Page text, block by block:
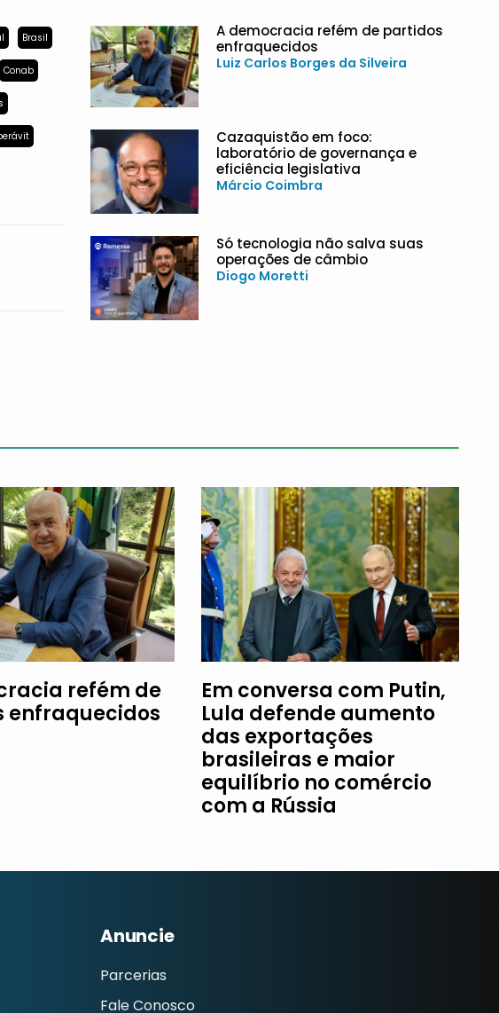
Brasil
Conab
A democracia refém de partidos
enfraquecidos
Luiz Carlos Borges da Silveira
Cazaquistão em foco:
laboratório de governança e
eficiência legislativa
Márcio Coimbra
Só tecnologia não salva suas
operações de câmbio
Diogo Moretti
refém de
enfraquecidos
Em conversa com Putin,
Lula defende aumento
das exportações
brasileiras e maior
equilíbrio no comércio
com a Rússia
Anuncie
Parcerias
Fale Conosco